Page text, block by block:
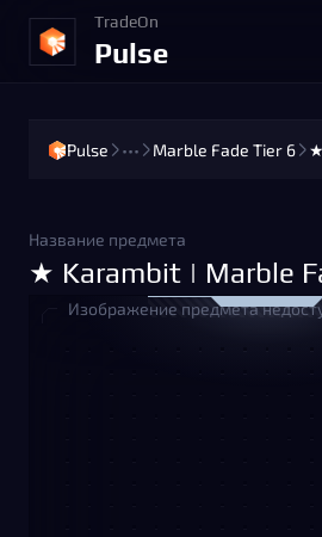
TradeOn
Pulse
Pulse ••• Marble Fade Tier 6
Изображение предмета
Название предмета